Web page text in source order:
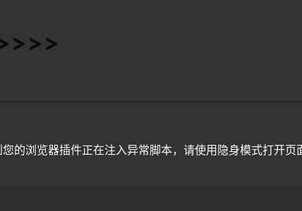
的浏览器插件正在注入异常脚本，请使用隐身模式打开页